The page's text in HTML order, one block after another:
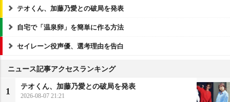
テオくん、加藤乃愛との破局を発表
自宅で「温泉卵」を簡単に作る方法
セイレーン役声優、選考理由を告白
ニュース記事アクセスランキング
1
テオくん、加藤乃愛との破局を発表
2026-08-07 21:21